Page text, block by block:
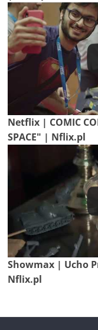
Netflix | COMIC
SPACE" | Nflix.pl
Showmax | Ucho
Nflix.pl